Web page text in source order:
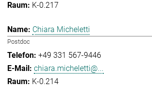
K-0.217
Chiara Micheletti
Postdoc
+49 331 567-9446
chiara.micheletti@...
K-0.214